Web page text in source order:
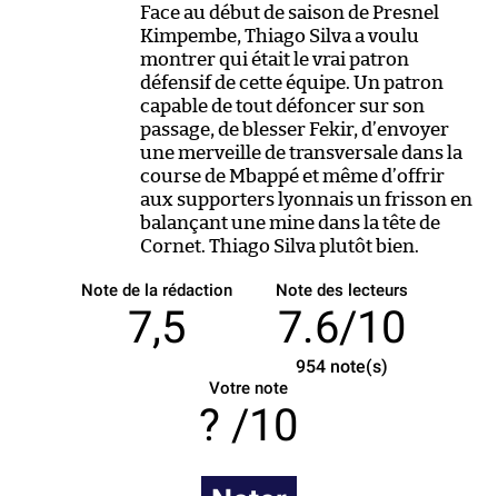
Face au début de saison de Presnel
Kimpembe, Thiago Silva a voulu
montrer qui était le vrai patron
défensif de cette équipe. Un patron
capable de tout défoncer sur son
passage, de blesser Fekir, d’envoyer
une merveille de transversale dans la
course de Mbappé et même d’offrir
aux supporters lyonnais un frisson en
balançant une mine dans la tête de
Cornet. Thiago Silva plutôt bien.
Note de la rédaction
7,5
Note des lecteurs
7.6/10
954note(s)
Votre note
/10